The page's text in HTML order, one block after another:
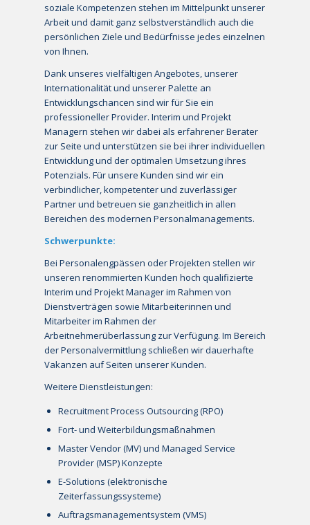
soziale Kompetenzen stehen im Mittelpunkt unserer
Arbeit und damit ganz selbstverständlich auch die
persönlichen Ziele und Bedürfnisse jedes einzelnen
von Ihnen.
Dank unseres vielfältigen Angebotes, unserer
Internationalität und unserer Palette an
Entwicklungschancen sind wir für Sie ein
professioneller Provider. Interim und Projekt
Managern stehen wir dabei als erfahrener Berater
zur Seite und unterstützen sie bei ihrer individuellen
Entwicklung und der optimalen Umsetzung ihres
Potenzials. Für unsere Kunden sind wir ein
verbindlicher, kompetenter und zuverlässiger
Partner und betreuen sie ganzheitlich in allen
Bereichen des modernen Personalmanagements.
Schwerpunkte:
Bei Personalengpässen oder Projekten stellen wir
unseren renommierten Kunden hoch qualifizierte
Interim und Projekt Manager im Rahmen von
Dienstverträgen sowie Mitarbeiterinnen und
Mitarbeiter im Rahmen der
Arbeitnehmerüberlassung zur Verfügung. Im Bereich
der Personalvermittlung schließen wir dauerhafte
Vakanzen auf Seiten unserer Kunden.
Weitere Dienstleistungen:
Recruitment Process Outsourcing (RPO)
Fort- und Weiterbildungsmaßnahmen
Master Vendor (MV) und Managed Service
Provider (MSP) Konzepte
E-Solutions (elektronische
Zeiterfassungssysteme)
Auftragsmanagementsystem (VMS)